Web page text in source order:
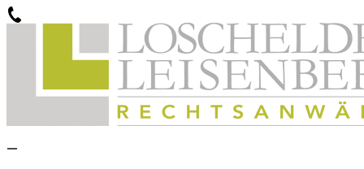
Zum